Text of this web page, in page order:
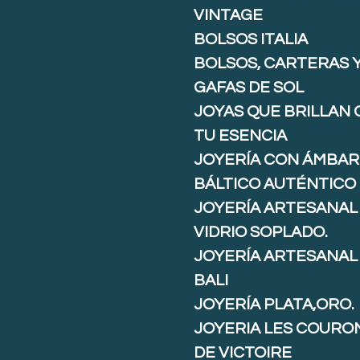
VINTAGE
BOLSOS ITALIA
BOLSOS, CARTERAS
GAFAS DE SOL
JOYAS QUE BRILLAN
TU ESENCIA
JOYERÍA CON ÁMBAR
BÁLTICO AUTÉNTICO
JOYERÍA ARTESANAL
VIDRIO SOPLADO.
JOYERÍA ARTESANAL
BALI
JOYERÍA PLATA,ORO.
JOYERIA LES
DE VICTOIRE